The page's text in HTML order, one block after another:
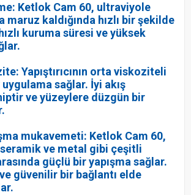
Ketlok Cam 60, ultraviyole
maruz kaldığında hızlı bir şekilde
kuruma süresi ve yüksek
Yapıştırıcının orta viskoziteli
sağlar. İyi akış
ve yüzeylere düzgün bir
mukavemeti: Ketlok Cam 60,
ve metal gibi çeşitli
güçlü bir yapışma sağlar.
ve güvenilir bir bağlantı elde